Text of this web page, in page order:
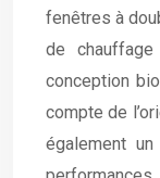
fenêtres à
de
conception
compte de
également